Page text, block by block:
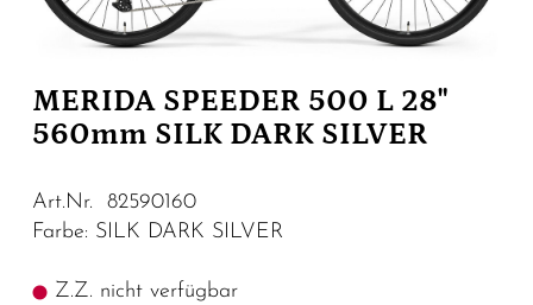
MERIDA SPEEDER 500 L 28"
560mm SILK DARK SILVER
Art.Nr. 82590160
Farbe: SILK DARK SILVER
Z.Z. nicht verfügbar